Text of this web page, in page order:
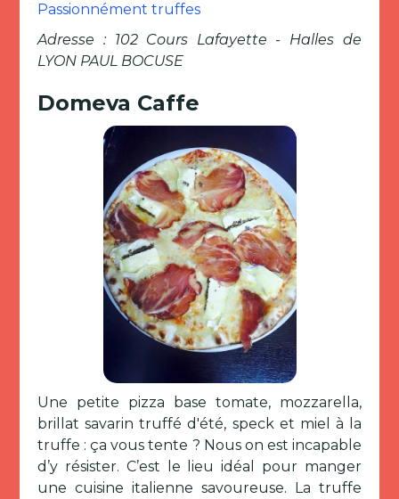
Passionnément truffes
Adresse : 102 Cours Lafayette - Halles de
LYON PAUL BOCUSE
Domeva Caffe
Une petite pizza base tomate, mozzarella,
brillat savarin truffé d'été, speck et miel à la
truffe : ça vous tente ? Nous on est incapable
d’y résister. C’est le lieu idéal pour manger
une cuisine italienne savoureuse. La truffe